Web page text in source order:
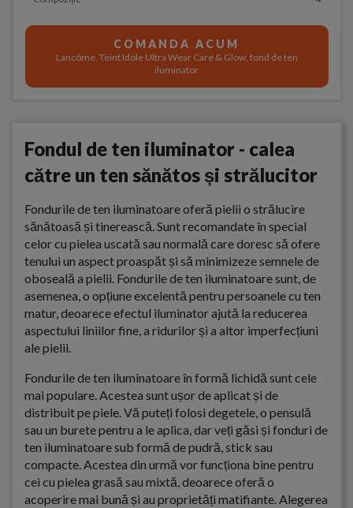
COMANDA ACUM
Lancôme, Teint Idole Ultra Wear Care & Glow, fond de ten
iluminator
Fondul de ten iluminator - calea
către un ten sănătos și strălucitor
Fondurile de ten iluminatoare oferă pielii o strălucire
sănătoasă și tinerească. Sunt recomandate în special
celor cu pielea uscată sau normală care doresc să ofere
tenului un aspect proaspăt și să minimizeze semnele de
oboseală a pielii. Fondurile de ten iluminatoare sunt, de
asemenea, o opțiune excelentă pentru persoanele cu ten
matur, deoarece efectul iluminator ajută la reducerea
aspectului liniilor fine, a ridurilor și a altor imperfecțiuni
ale pielii.
Fondurile de ten iluminatoare în formă lichidă sunt cele
mai populare. Acestea sunt ușor de aplicat și de
distribuit pe piele. Vă puteți folosi degetele, o pensulă
sau un burete pentru a le aplica, dar veți găsi și fonduri de
ten iluminatoare sub formă de pudră, stick sau
compacte. Acestea din urmă vor funcționa bine pentru
cei cu pielea grasă sau mixtă, deoarece oferă o
acoperire mai bună și au proprietăți matifiante. Alegerea